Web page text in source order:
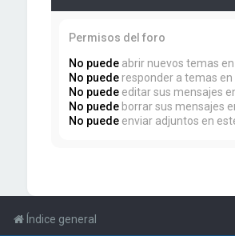
Permisos del foro
No puedeabrir nuevos temas en
No puederesponder a temas en
No puedeeditar sus mensajes
No puedeborrar sus mensajes
No puedeenviar adjuntos en
Índice general